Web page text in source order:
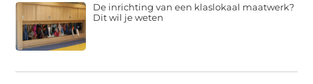
De inrichting van een klaslokaal maatwerk?
Dit wil je weten